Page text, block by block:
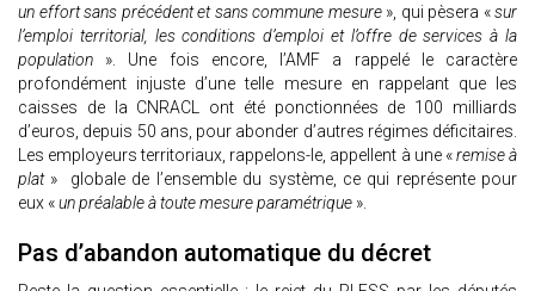
un effort sans précédent et sans commune mesure », qui pèsera «sur
l’emploi territorial, les conditions d’emploi et l’offre de services à la
population ». Une fois encore, l’AMF a rappelé le caractère
profondément injuste d’une telle mesure en rappelant que les
caisses de la CNRACL ont été ponctionnées de 100 milliards
d’euros, depuis 50 ans, pour abonder d’autres régimes déficitaires.
Les employeurs territoriaux, rappelons-le, appellent à une «remise à
plat» globale de l’ensemble du système, ce qui représente pour
eux «un préalable à toute mesure paramétrique ».
Pas d’abandon automatique du décret